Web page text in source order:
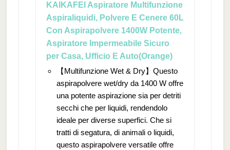
KAIKAFEI Aspiratore Multifunzione
Aspiraliquidi, Polvere E Cenere 60L
Con Aspirapolvere 1400W Potente,
Aspiratore Impermeabile Sicuro
per Casa, Ufficio E Auto(Orange)
【Multifunzione Wet & Dry】Questo
aspirapolvere wet/dry da 1400 W offre
una potente aspirazione sia per detriti
secchi che per liquidi, rendendolo
ideale per diverse superfici. Che si
tratti di segatura, di animali o liquidi,
questo aspirapolvere versatile offre